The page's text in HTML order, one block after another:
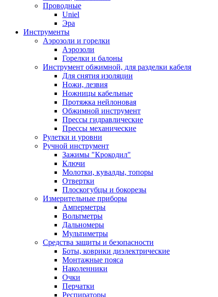
Проводные
Uniel
Эра
Инструменты
Аэрозоли и горелки
Аэрозоли
Горелки и балоны
Инструмент обжимной, для разделки кабеля
Для снятия изоляции
Ножи, лезвия
Ножницы кабельные
Протяжка нейлоновая
Обжимной инструмент
Прессы гидравлические
Прессы механические
Рулетки и уровни
Ручной инструмент
Зажимы "Крокодил"
Ключи
Молотки, кувалды, топоры
Отвертки
Плоскогубцы и бокорезы
Измерительные приборы
Амперметры
Вольтметры
Дальномеры
Мультиметры
Средства защиты и безопасности
Боты, коврики диэлектрические
Монтажные пояса
Наколенники
Очки
Перчатки
Респираторы